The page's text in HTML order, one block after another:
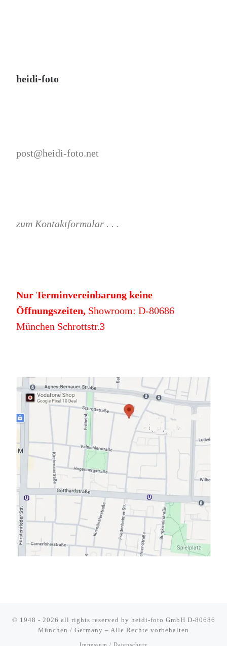
heidi-foto
post@heidi-foto.net
zum Kontaktformular . . .
Nur Terminvereinbarung keine
Öffnungszeiten,Showroom: D-80686
München Schrottstr.3
© 1948 - 2026 all rights reserved by heidi-foto GmbH D-80686
München / Germany – Alle Rechte vorbehalten
Impessum / Datenschutz